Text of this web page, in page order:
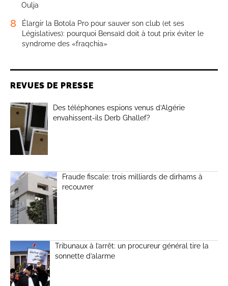
Oulja
8
Élargir la Botola Pro pour sauver son club (et ses
Législatives): pourquoi Bensaïd doit à tout prix éviter le
syndrome des «fraqchia»
REVUES DE PRESSE
Des téléphones espions venus d’Algérie
envahissent-ils Derb Ghallef?
Fraude fiscale: trois milliards de dirhams à
recouvrer
Tribunaux à l’arrêt: un procureur général tire la
sonnette d’alarme